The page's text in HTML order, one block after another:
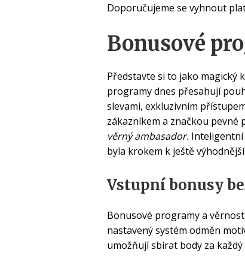
Doporučujeme se vyhnout
Bonusové
Představte si to jako magický
programy dnes přesahují
slevami, exkluzivním
zákazníkem a značkou pevné
věrný ambasador.Inteligentní
byla krokem k ještě
Vstupní bonusy
Bonusové programy a
nastavený systém odměn
umožňují sbírat body za